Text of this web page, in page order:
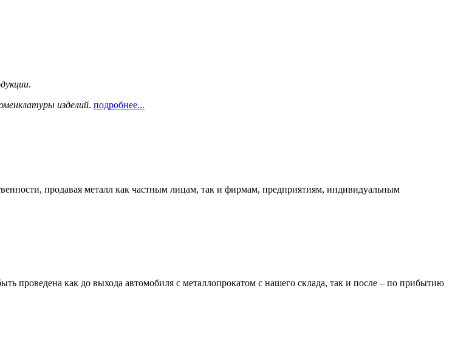
.
изделий. подробнее...
продавая металл как частным лицам, так и фирмам, предприятиям, индивидуальным
проведена как до выхода автомобиля с металлопрокатом с нашего склада, так и после – по прибытию